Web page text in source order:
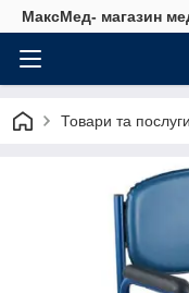
МаксМед- магазин
Товари та послуги